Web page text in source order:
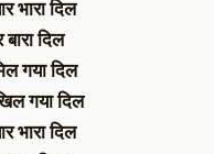
भारा दिल
दिल
गया दिल
गया दिल
भारा दिल